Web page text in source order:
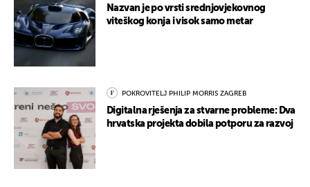
Nazvan je po vrsti srednjovjekovnog
viteškog konja i visok samo metar
POKROVITELJ PHILIP MORRIS ZAGREB
Digitalna rješenja za stvarne probleme: Dva
hrvatska projekta dobila potporu za razvoj